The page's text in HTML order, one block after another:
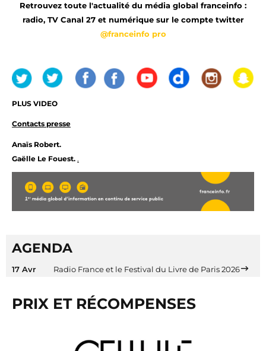
Retrouvez toute l'actualité du média global franceinfo :
radio, TV Canal 27 et numérique sur le compte twitter
@franceinfo pro
PLUS VIDEO
Contacts presse
Anaïs Robert.
Gaëlle Le Fouest. .
AGENDA
17 Avr Radio France et le Festival du Livre de Paris 2026
PRIX ET RÉCOMPENSES